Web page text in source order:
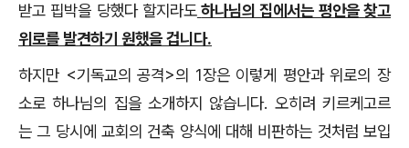
받고 핍박을 당했다 할지라도 하나님의 집에서는 평안을 찾고
위로를 발견하기 원했을 겁니다.
하지만 <기독교의 공격>의 1장은 이렇게 평안과 위로의 장
소로 하나님의 집을 소개하지 않습니다. 오히려 키르케고르
는 그 당시에 교회의 건축 양식에 대해 비판하는 것처럼 보입